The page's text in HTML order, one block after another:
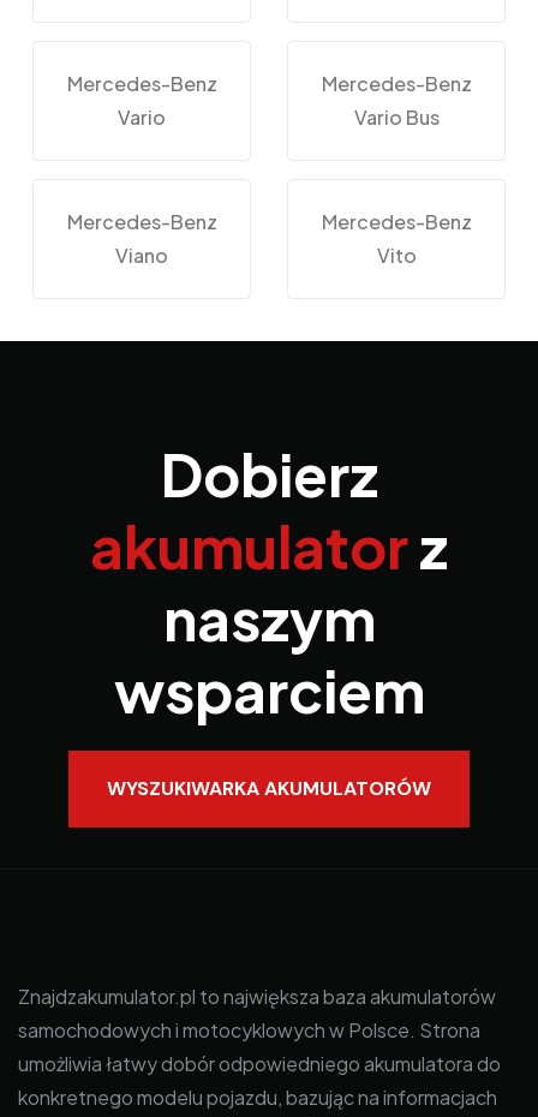
Mercedes-Benz
Vario
Mercedes-Benz
Vario Bus
Mercedes-Benz
Viano
Mercedes-Benz
Vito
Dobierz
akumulatorz
naszym
wsparciem
WYSZUKIWARKA AKUMULATORÓW
Znajdzakumulator.pl to największa baza akumulatorów
samochodowych i motocyklowych w Polsce. Strona
umożliwia łatwy dobór odpowiedniego akumulatora do
konkretnego modelu pojazdu, bazując na informacjach